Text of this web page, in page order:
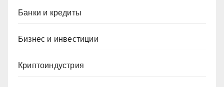
Банки и кредиты
Бизнес и инвестиции
Криптоиндустрия